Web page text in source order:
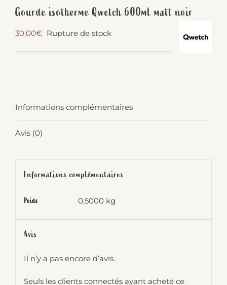
Gourde isotherme Qwetch 600ml matt noir
30,00€ Rupture de stock
Informations complémentaires
Avis (0)
Informations complémentaires
Poids 0,5000 kg
Avis
Il n’y a pas encore d’avis.
Seuls les clients connectés ayant acheté ce